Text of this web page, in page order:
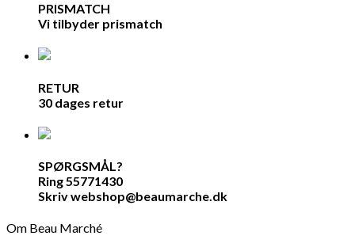
PRISMATCH
Vi tilbyder prismatch
RETUR
30 dages retur
SPØRGSMÅL?
Ring 55771430
Skriv webshop@beaumarche.dk
Om Beau Marché